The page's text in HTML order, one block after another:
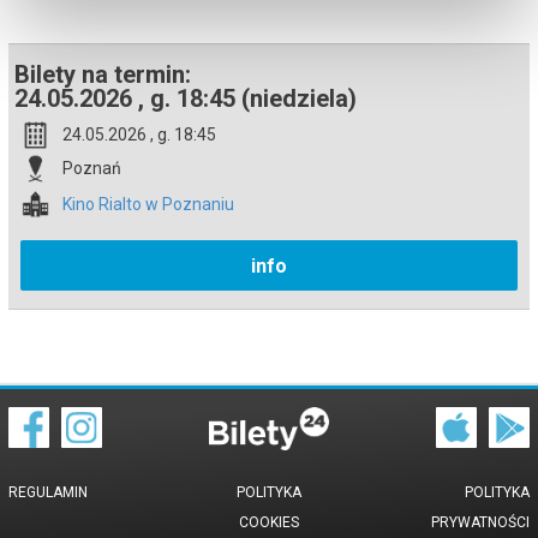
Bilety na termin:
24.05.2026 , g. 18:45 (niedziela)
24.05.2026 , g. 18:45
Poznań
Kino Rialto w Poznaniu
info
REGULAMIN
POLITYKA
PRYWATNOŚCI
POLITYKA
COOKIES